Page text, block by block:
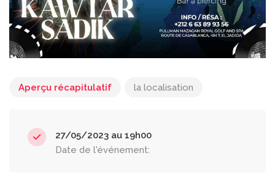
Aperçu récapitulatif la localisation
27/05/2023 au 19h00
Date de l'événement: